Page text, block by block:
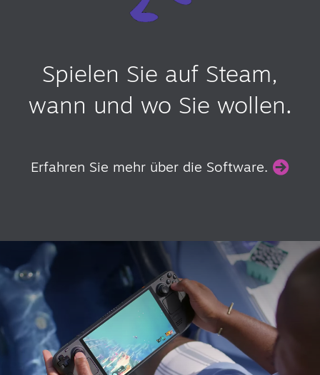
Spielen Sie auf Steam,
wann und wo Sie wollen.
Erfahren Sie mehr über die Software.